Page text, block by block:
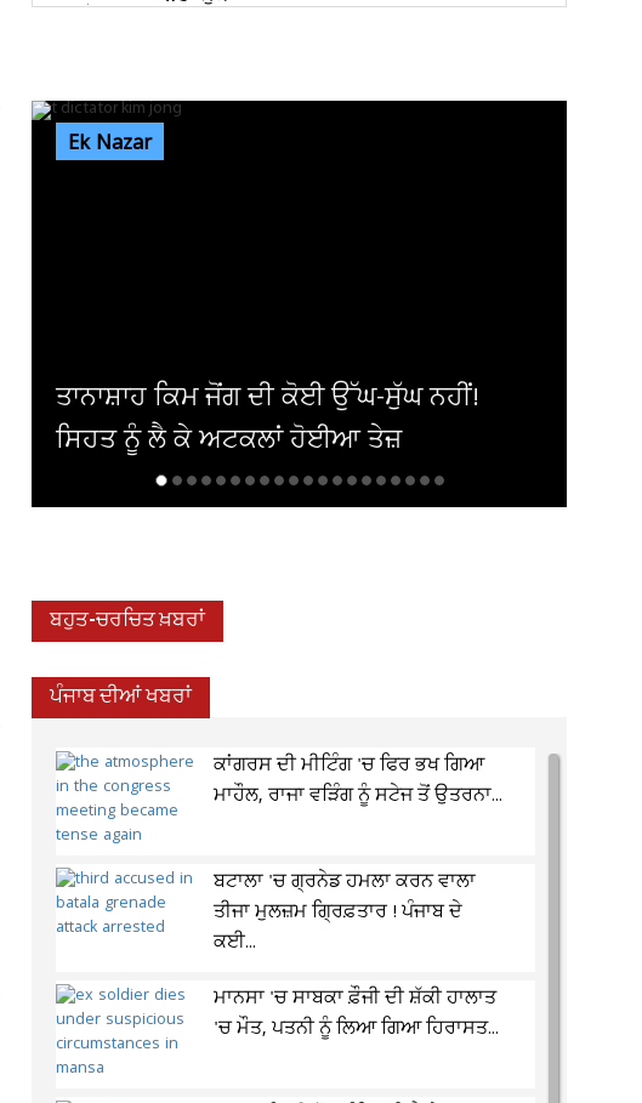
Ek Nazar
ਆਸਟ੍ਰੇਲੀਆ 'ਚ H5N1 ਬਰਡ ਫਲੂ ਦੇ ਮਾਮਲੇ 200
ਤੋਂ ਪਾਰ
ਬਹੁਤ-ਚਰਚਿਤ ਖ਼ਬਰਾਂ
ਪੰਜਾਬ ਦੀਆਂ ਖਬਰਾਂ
ਕਾਂਗਰਸ ਦੀ ਮੀਟਿੰਗ 'ਚ ਫਿਰ ਭਖ ਗਿਆ
ਮਾਹੌਲ, ਰਾਜਾ ਵੜਿੰਗ ਨੂੰ ਸਟੇਜ ਤੋਂ ਉਤਰਨਾ...
ਬਟਾਲਾ 'ਚ ਗ੍ਰਨੇਡ ਹਮਲਾ ਕਰਨ ਵਾਲਾ
ਤੀਜਾ ਮੁਲਜ਼ਮ ਗ੍ਰਿਫ਼ਤਾਰ ! ਪੰਜਾਬ ਦੇ
ਕਈ...
ਮਾਨਸਾ 'ਚ ਸਾਬਕਾ ਫ਼ੌਜੀ ਦੀ ਸ਼ੱਕੀ ਹਾਲਾਤ
'ਚ ਮੌਤ, ਪਤਨੀ ਨੂੰ ਲਿਆ ਗਿਆ ਹਿਰਾਸਤ...